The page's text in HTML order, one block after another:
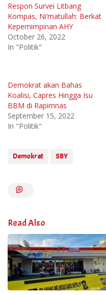
Respon Survei Litbang
Kompas, Ni’matullah: Berkat
Kepemimpinan AHY
October 26, 2022
In "Politik"
Demokrat akan Bahas
Koalisi, Capres Hingga Isu
BBM di Rapimnas
September 15, 2022
In "Politik"
Demokrat SBY
Read Also